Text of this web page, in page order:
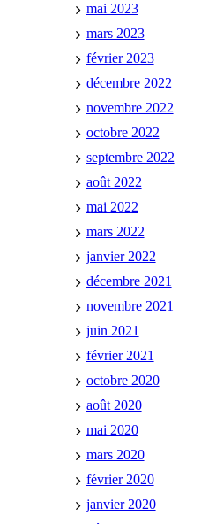
mai 2023
mars 2023
février 2023
décembre 2022
novembre 2022
octobre 2022
septembre 2022
août 2022
mai 2022
mars 2022
janvier 2022
décembre 2021
novembre 2021
juin 2021
février 2021
octobre 2020
août 2020
mai 2020
mars 2020
février 2020
janvier 2020